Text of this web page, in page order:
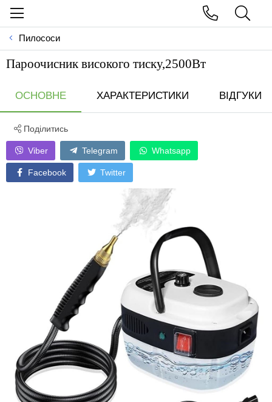
Пилососи
Пароочисник високого тиску,2500Вт
ОСНОВНЕ ХАРАКТЕРИСТИКИ ВІДГУКИ
Поділитись
Viber Telegram Whatsapp
Facebook Twitter